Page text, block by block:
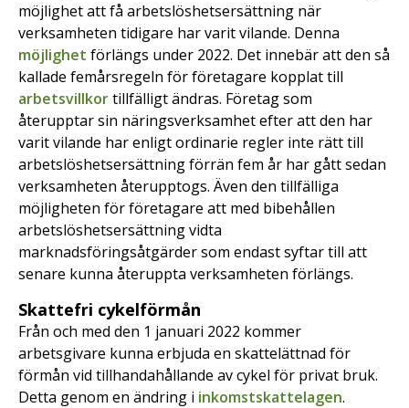
möjlighet att få arbetslöshetsersättning när
verksamheten tidigare har varit vilande. Denna
möjlighet förlängs under 2022. Det innebär att den så
kallade femårsregeln för företagare kopplat till
arbetsvillkortillfälligt ändras. Företag som
återupptar sin näringsverksamhet efter att den har
varit vilande har enligt ordinarie regler inte rätt till
arbetslöshetsersättning förrän fem år har gått sedan
verksamheten återupptogs. Även den tillfälliga
möjligheten för företagare att med bibehållen
arbetslöshetsersättning vidta
marknadsföringsåtgärder som endast syftar till att
senare kunna återuppta verksamheten förlängs.
Skattefri cykelförmån
Från och med den 1 januari 2022 kommer
arbetsgivare kunna erbjuda en skattelättnad för
förmån vid tillhandahållande av cykel för privat bruk.
Detta genom en ändring i inkomstskattelagen.